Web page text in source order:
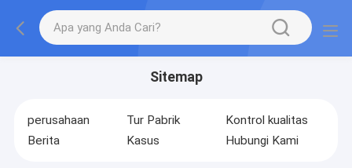
Sitemap
perusahaan Tur Pabrik
Kontrol kualitas
Berita
Kasus Hubungi Kami